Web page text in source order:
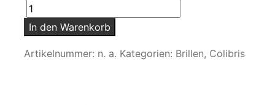
Jana
91
In den Warenkorb
Artikelnummer: n. a. Kategorien: Brillen, Colibris